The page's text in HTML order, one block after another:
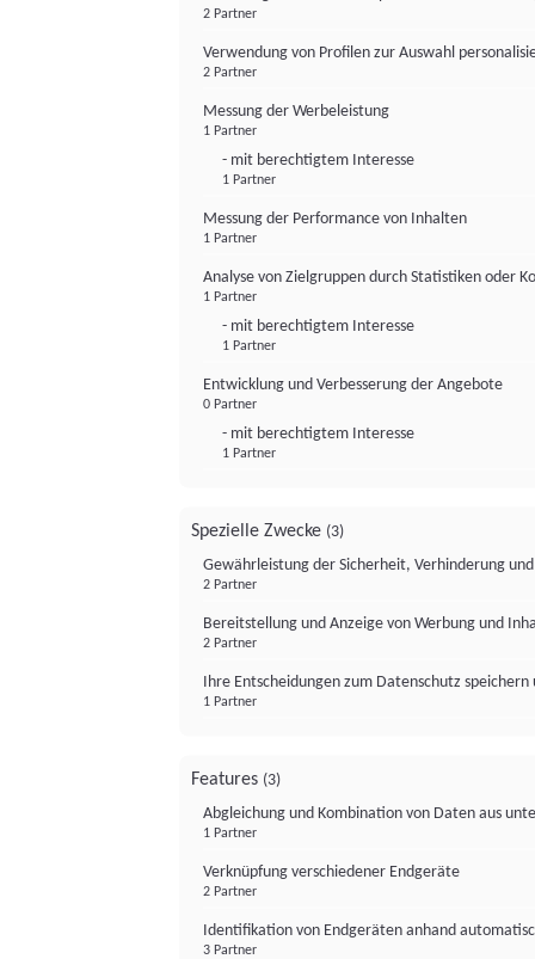
2 Partner
Verwendung von Profilen zur Auswahl
2 Partner
Messung der Werbeleistung
1 Partner
- mit berechtigtem Interesse
1 Partner
Messung der Performance von Inhalten
1 Partner
Analyse von Zielgruppen durch Statistiken oder
1 Partner
- mit berechtigtem Interesse
1 Partner
Entwicklung und Verbesserung der Angebote
0 Partner
- mit berechtigtem Interesse
1 Partner
Spezielle Zwecke (3)
Gewährleistung der Sicherheit, Verhinderung
2 Partner
Bereitstellung und Anzeige von Werbung und
2 Partner
Ihre Entscheidungen zum Datenschutz
1 Partner
Features (3)
Abgleichung und Kombination von Daten aus
1 Partner
Verknüpfung verschiedener Endgeräte
2 Partner
Identifikation von Endgeräten anhand
3 Partner